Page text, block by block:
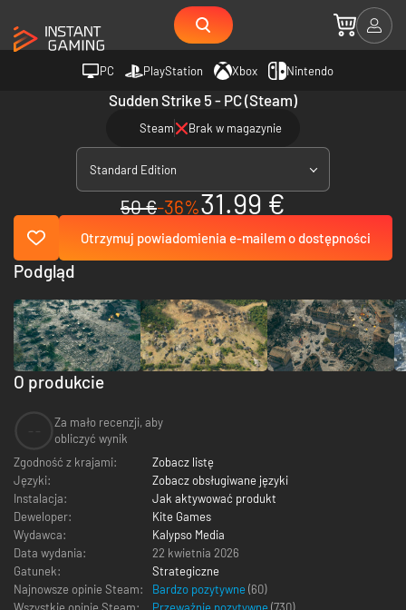
PC PlayStation Xbox Nintendo
Sudden Strike 5 - PC (Steam)
Steam Brak w magazynie
Standard Edition
50 €-36%31.99 €
Otrzymuj powiadomienia e-mailem o dostępności
O produkcie
Za mało recenzji, aby
obliczyć wynik
Zgodność z krajami:
Zobacz listę
Języki:
Zobacz obsługiwane języki
Instalacja:
Jak aktywować produkt
Deweloper:
Kite Games
Wydawca:
Kalypso Media
Data wydania:
22 kwietnia 2026
Gatunek:
Strategiczne
Najnowsze opinie Steam:
Bardzo pozytywne (60)
Wszystkie opinie Steam:
Przeważnie pozytywne (730)
Podgląd